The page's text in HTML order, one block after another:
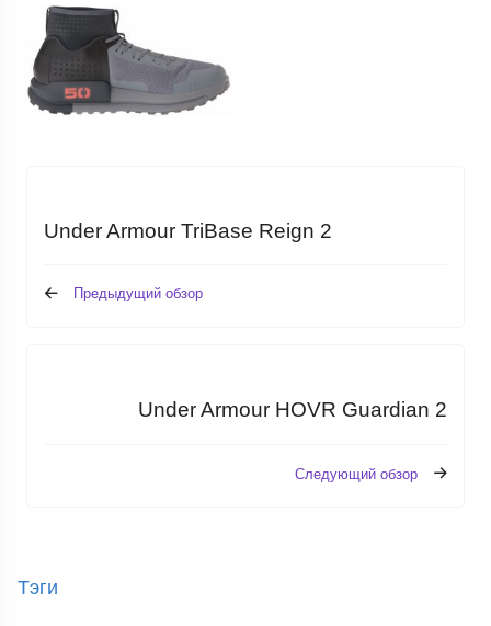
Under Armour TriBase Reign 2
Предыдущий обзор
Under Armour HOVR Guardian 2
Следующий обзор
Тэги